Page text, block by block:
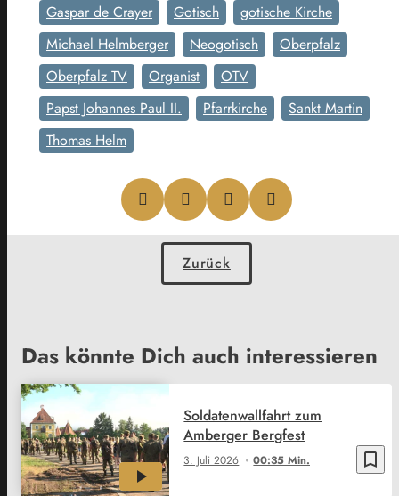
Gaspar de Crayer
Gotisch
gotische Kirche
Michael Helmberger
Neogotisch
Oberpfalz
Oberpfalz TV
Organist
OTV
Papst Johannes Paul II.
Pfarrkirche
Sankt Martin
Thomas Helm
Zurück
Das könnte Dich auch interessieren
bookmark_border
3. Juli 2026 00:35 Min.
Soldatenwallfahrt zum
Amberger Bergfest